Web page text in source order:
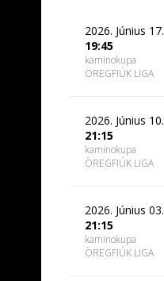
2026. Június 17.
19:45
kaminokupa
ÖREGFIÚK LIGA
2026. Június 10.
21:15
kaminokupa
ÖREGFIÚK LIGA
2026. Június 03.
21:15
kaminokupa
ÖREGFIÚK LIGA